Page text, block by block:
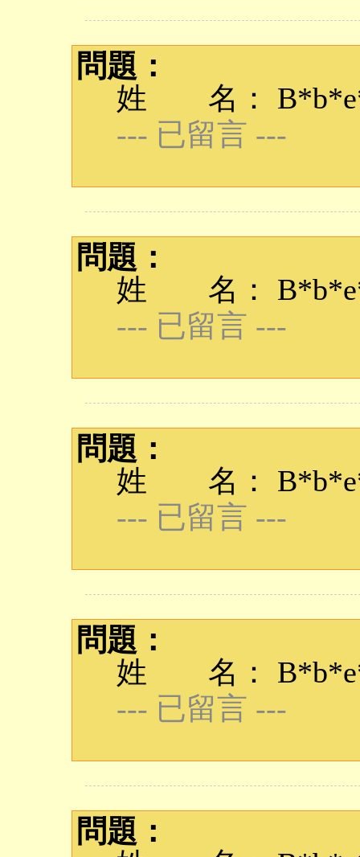
問題：
姓 名：
--- 已留言 ---
問題：
姓 名：
--- 已留言 ---
問題：
姓 名：
--- 已留言 ---
問題：
姓 名：
--- 已留言 ---
問題：